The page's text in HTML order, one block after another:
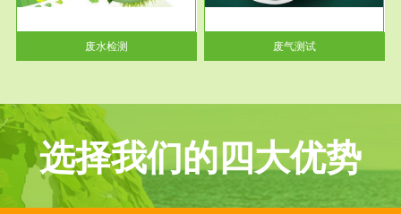
废水检测
废气和无机废气。有机废气主要
包括...
废气测试
选择我们的四大优势